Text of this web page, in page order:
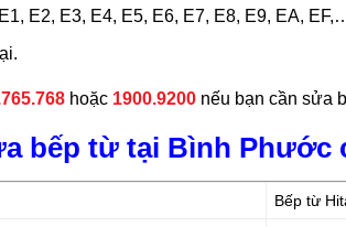
E2, E3, E4, E5, E6, E7, E8, E9, EA,
hoặc 1900.9200 nếu bạn cần sửa
bếp từ tại Bình Phước
Bếp từ